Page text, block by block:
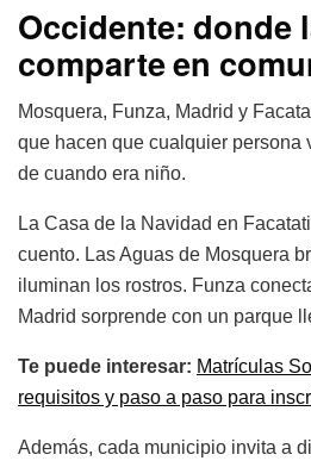
Occidente: donde
comparte en
Mosquera, Funza, Madrid y
que hacen que cualquier persona
de cuando era niño.
La Casa de la Navidad en
cuento. Las Aguas de Mosquera
iluminan los rostros. Funza
Madrid sorprende con un parque
Te puede interesar: Matrículas
requisitos y paso a paso para
Además, cada municipio invita a